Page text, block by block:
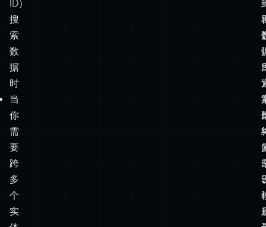
据
时
当
你
需
要
跨
多
个
实
体
进
行
JOIN